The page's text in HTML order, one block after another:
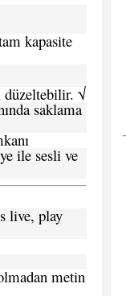
kapasite
düzeltebilir. √
saklama
ile sesli ve
live, play
metin